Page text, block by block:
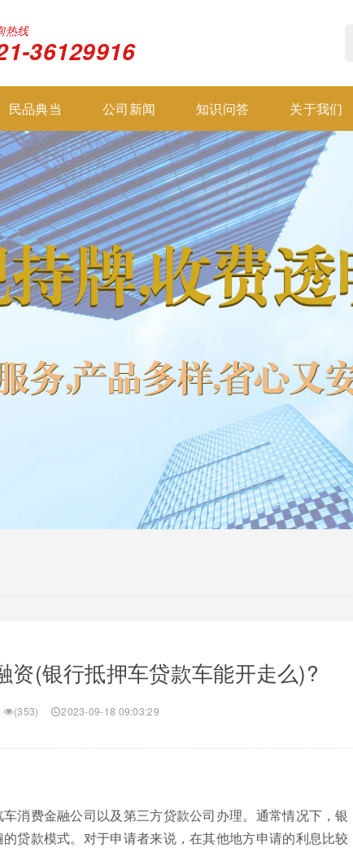
热线
36129916
民品典当 公司新闻 知识问答 关于我们
资(银行抵押车贷款车能开走么)?
(353) 2023-09-18 09:03:29
消费金融公司以及第三方贷款公司办理。通常情况下，银
贷款模式。对于申请者来说，在其他地方申请的利息比较